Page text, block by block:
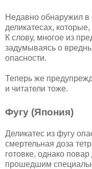
Недавно обнаружил в
деликатесах,
К слову, многое из
задумываясь о
опасности.
Теперь же
и читатели тоже.
Фугу (Япония)
Деликатес из фугу
смертельная доза
готовке, однако
прошедшим